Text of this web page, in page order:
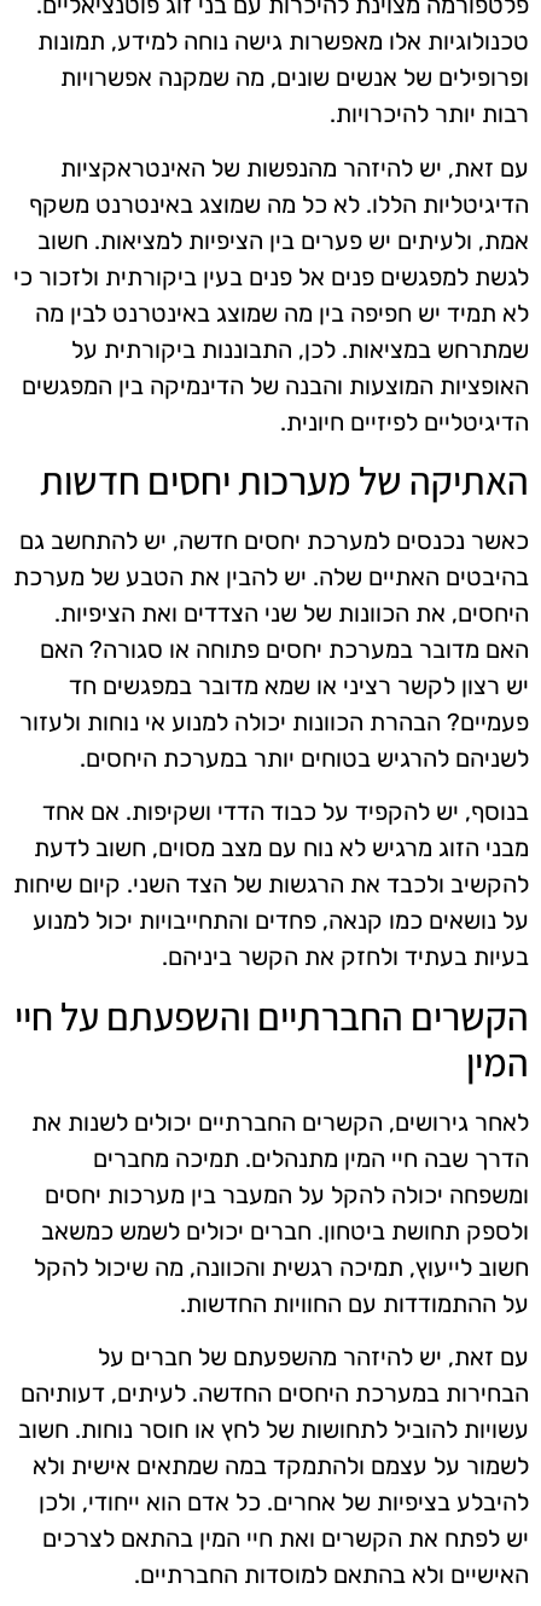
טכנולוגיות אלו מאפשרות גישה נוחה למידע, תמונות
ופרופילים של אנשים שונים, מה שמקנה אפשרויות
רבות יותר להיכרויות.
עם זאת, יש להיזהר מהנפשות של האינטראקציות
הדיגיטליות הללו. לא כל מה שמוצג באינטרנט משקף
אמת, ולעיתים יש פערים בין הציפיות למציאות. חשוב
לגשת למפגשים פנים אל פנים בעין ביקורתית ולזכור כי
לא תמיד יש חפיפה בין מה שמוצג באינטרנט לבין מה
שמתרחש במציאות. לכן, התבוננות ביקורתית על
האופציות המוצעות והבנה של הדינמיקה בין המפגשים
הדיגיטליים לפיזיים חיונית.
האתיקה של מערכות יחסים חדשות
כאשר נכנסים למערכת יחסים חדשה, יש להתחשב גם
בהיבטים האתיים שלה. יש להבין את הטבע של מערכת
היחסים, את הכוונות של שני הצדדים ואת הציפיות.
האם מדובר במערכת יחסים פתוחה או סגורה? האם
יש רצון לקשר רציני או שמא מדובר במפגשים חד
פעמיים? הבהרת הכוונות יכולה למנוע אי נוחות ולעזור
לשניהם להרגיש בטוחים יותר במערכת היחסים.
בנוסף, יש להקפיד על כבוד הדדי ושקיפות. אם אחד
מבני הזוג מרגיש לא נוח עם מצב מסוים, חשוב לדעת
להקשיב ולכבד את הרגשות של הצד השני. קיום שיחות
על נושאים כמו קנאה, פחדים והתחייבויות יכול למנוע
בעיות בעתיד ולחזק את הקשר ביניהם.
הקשרים החברתיים והשפעתם על חיי
המין
לאחר גירושים, הקשרים החברתיים יכולים לשנות את
הדרך שבה חיי המין מתנהלים. תמיכה מחברים
ומשפחה יכולה להקל על המעבר בין מערכות יחסים
ולספק תחושת ביטחון. חברים יכולים לשמש כמשאב
חשוב לייעוץ, תמיכה רגשית והכוונה, מה שיכול להקל
על ההתמודדות עם החוויות החדשות.
עם זאת, יש להיזהר מהשפעתם של חברים על
הבחירות במערכת היחסים החדשה. לעיתים, דעותיהם
עשויות להוביל לתחושות של לחץ או חוסר נוחות. חשוב
לשמור על עצמם ולהתמקד במה שמתאים אישית ולא
להיבלע בציפיות של אחרים. כל אדם הוא ייחודי, ולכן
יש לפתח את הקשרים ואת חיי המין בהתאם לצרכים
האישיים ולא בהתאם למוסדות החברתיים.